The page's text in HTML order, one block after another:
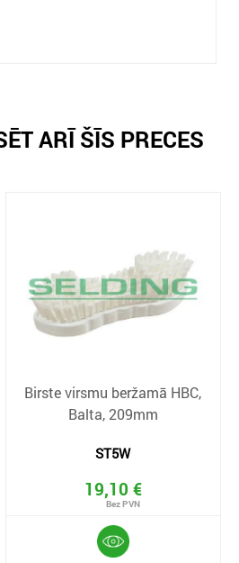
ARĪ ŠĪS PRECES
Birste virsmu beržamā HBC,
Balta, 209mm
ST5W
19,10 €